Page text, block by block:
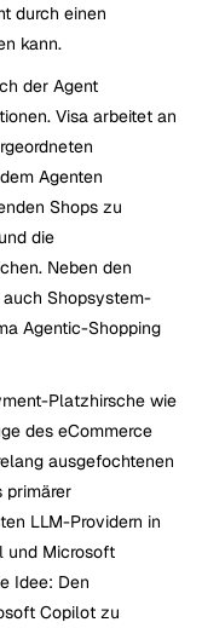
durch einen
kann.
der Agent
Visa arbeitet an
Agenten
Shops zu
die
Neben den
Shopsystem-
Agentic-Shopping
Platzhirsche wie
des eCommerce
ausgefochtenen
primärer
LLM-Providern in
und Microsoft
Idee: Den
Copilot zu